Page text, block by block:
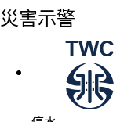
災害示警